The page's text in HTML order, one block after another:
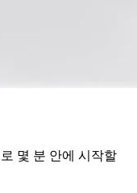
몇 분 안에 시작할